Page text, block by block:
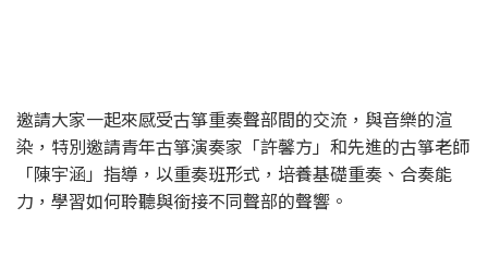
邀請大家一起來感受古箏重奏聲部間的交流，與音樂的渲
染，特別邀請青年古箏演奏家「許馨方」和先進的古箏老師
「陳宇涵」指導，以重奏班形式，培養基礎重奏、合奏能
力，學習如何聆聽與銜接不同聲部的聲響。